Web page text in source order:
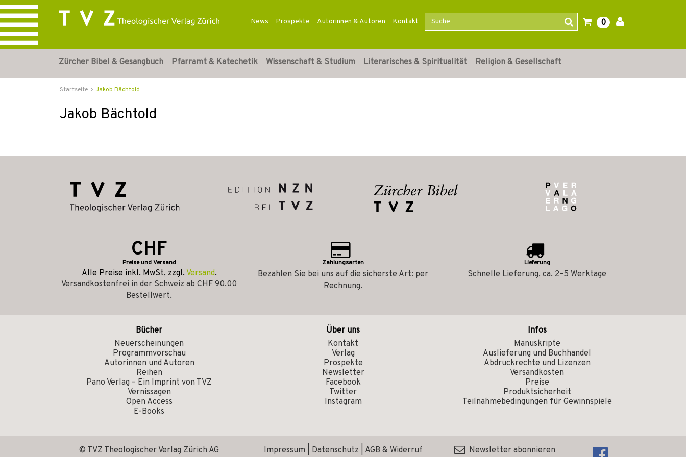
News Prospekte Autorinnen & Autoren Kontakt 0
Zürcher Bibel & Gesangbuch Pfarramt & Katechetik Wissenschaft & Studium Literarisches & Spiritualität Religion & Gesellschaft
Startseite Jakob Bächtold
Jakob Bächtold
CHF
Preise und Versand
Alle Preise inkl. MwSt, zzgl. Versand.
Versandkostenfrei in der Schweiz ab CHF 90.00
Bestellwert.
Zahlungsarten
Bezahlen Sie bei uns auf die sicherste Art: per
Rechnung.
Lieferung
Schnelle Lieferung, ca. 2–5 Werktage
Bücher
Neuerscheinungen
Programmvorschau
Autorinnen und Autoren
Reihen
Pano Verlag – Ein Imprint von TVZ
Vernissagen
Open Access
E-Books
Über uns
Kontakt
Verlag
Prospekte
Newsletter
Facebook
Twitter
Instagram
Infos
Manuskripte
Auslieferung und Buchhandel
Abdruckrechte und Lizenzen
Versandkosten
Preise
Produktsicherheit
Teilnahmebedingungen für Gewinnspiele
© TVZ Theologischer Verlag Zürich AG Impressum Datenschutz AGB & Widerruf Newsletter abonnieren